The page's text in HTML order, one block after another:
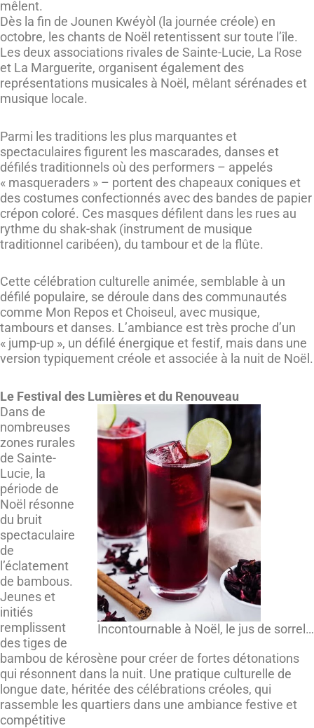
mêlent.
Dès la fin de Jounen Kwéyòl (la journée créole) en
octobre, les chants de Noël retentissent sur toute l’île.
Les deux associations rivales de Sainte-Lucie, La Rose
et La Marguerite, organisent également des
représentations musicales à Noël, mêlant sérénades et
musique locale.
Parmi les traditions les plus marquantes et
spectaculaires figurent les mascarades, danses et
défilés traditionnels où des performers – appelés
« masqueraders » – portent des chapeaux coniques et
des costumes confectionnés avec des bandes de papier
crépon coloré. Ces masques défilent dans les rues au
rythme du shak-shak (instrument de musique
traditionnel caribéen), du tambour et de la flûte.
Cette célébration culturelle animée, semblable à un
défilé populaire, se déroule dans des communautés
comme Mon Repos et Choiseul, avec musique,
tambours et danses. L’ambiance est très proche d’un
« jump-up », un défilé énergique et festif, mais dans une
version typiquement créole et associée à la nuit de Noël.
Le Festival des Lumières et du Renouveau
Incontournable à Noël, le jus de sorrel…
Dans de
nombreuses
zones rurales
de Sainte-
Lucie, la
période de
Noël résonne
du bruit
spectaculaire
de
l’éclatement
de bambous.
Jeunes et
initiés
remplissent
des tiges de
bambou de kérosène pour créer de fortes détonations
qui résonnent dans la nuit. Une pratique culturelle de
longue date, héritée des célébrations créoles, qui
rassemble les quartiers dans une ambiance festive et
compétitive